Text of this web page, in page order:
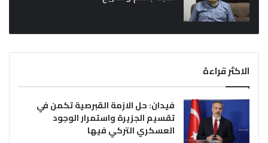
الاكثر قراءة
فيدان: حل الازمة القبرصية تكمن في
تقسيم الجزيرة واستمرار الوجود
العسكري التركي فيها